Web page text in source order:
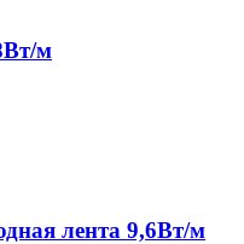
м
лента 9,6Вт/м